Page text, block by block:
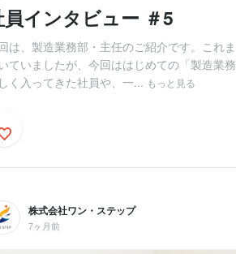
員インタビュー ＃5
は、製造業務部・主任のご紹介です。これ
ていましたが、今回ははじめての「製造業
く入ってきた社員や、一... もっと見る
株式会社ワン・ステップ
7ヶ月前